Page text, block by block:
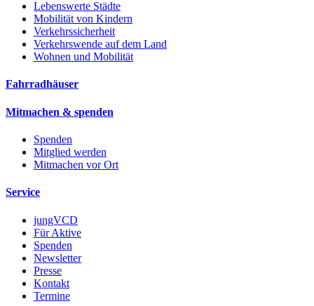
Lebenswerte Städte
Mobilität von Kindern
Verkehrssicherheit
Verkehrswende auf dem Land
Wohnen und Mobilität
Fahrradhäuser
Mitmachen & spenden
Spenden
Mitglied werden
Mitmachen vor Ort
Service
jungVCD
Für Aktive
Spenden
Newsletter
Presse
Kontakt
Termine